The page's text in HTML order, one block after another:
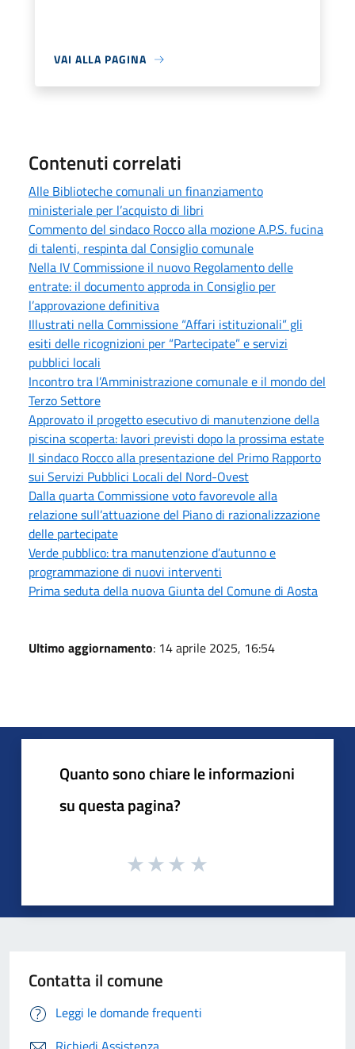
VAI ALLA PAGINA
Contenuti correlati
Alle Biblioteche comunali un finanziamento
ministeriale per l’acquisto di libri
Commento del sindaco Rocco alla mozione A.P.S. fucina
di talenti, respinta dal Consiglio comunale
Nella IV Commissione il nuovo Regolamento delle
entrate: il documento approda in Consiglio per
l’approvazione definitiva
Illustrati nella Commissione “Affari istituzionali” gli
esiti delle ricognizioni per “Partecipate” e servizi
pubblici locali
Incontro tra l’Amministrazione comunale e il mondo del
Terzo Settore
Approvato il progetto esecutivo di manutenzione della
piscina scoperta: lavori previsti dopo la prossima estate
Il sindaco Rocco alla presentazione del Primo Rapporto
sui Servizi Pubblici Locali del Nord-Ovest
Dalla quarta Commissione voto favorevole alla
relazione sull’attuazione del Piano di razionalizzazione
delle partecipate
Verde pubblico: tra manutenzione d’autunno e
programmazione di nuovi interventi
Prima seduta della nuova Giunta del Comune di Aosta
Ultimo aggiornamento: 14 aprile 2025, 16:54
Quanto sono chiare le informazioni
su questa pagina?
Contatta il comune
Leggi le domande frequenti